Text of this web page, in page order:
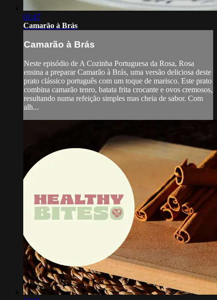
01:47
Camarão à Brás
Camarão à Brás
Neste episódio de A Cozinha Portuguesa da Rosa, Rosa
ensina a preparar Camarão à Brás, uma versão deliciosa deste
prato clássico português com um toque de marisco. Este prato
combina camarão tenro, batata frita crocante e ovos cremosos,
resultando numa refeição simples mas cheia de sabor. Com
alh...